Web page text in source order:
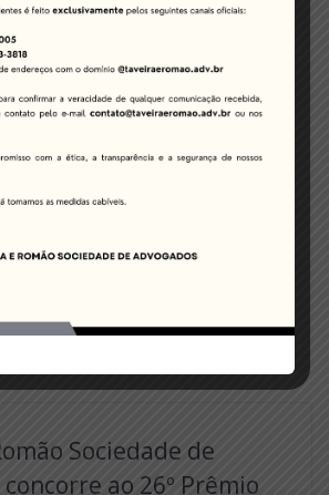
Destaque Educacional
Guarulhos
categoria
2025
& Romão Sociedade de Advogados,
concedida pela 57ª Subseção de
do Brasil (OAB/SP). A
Sociedade de
ao 26º Prêmio